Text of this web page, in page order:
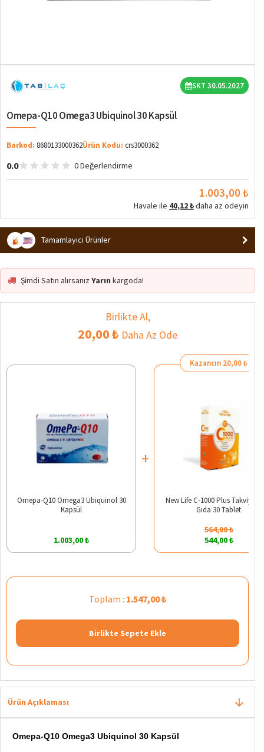
SKT 30.05.2027
Omepa-Q10 Omega3 Ubiquinol 30 Kapsül
Barkod: 8680133000362Ürün Kodu: crs3000362
0.0 0 Değerlendirme
1.003,00 ₺
Havale ile 40,12 ₺daha az ödeyin
Tamamlayıcı Ürünler
Şimdi Satın alırsanızYarın kargoda!
Birlikte Al,
20,00 ₺ Daha Az Öde
Omepa-Q10 Omega3 Ubiquinol 30
Kapsül
1.003,00 ₺
+
Kazancın 20,00 ₺
New Life C-1000 Plus Takviye
Gıda 30 Tablet
564,00 ₺
544,00 ₺
Toplam : 1.547,00 ₺
Birlikte Sepete Ekle
Ürün Açıklaması
Omepa-Q10 Omega3 Ubiquinol 30 Kapsül